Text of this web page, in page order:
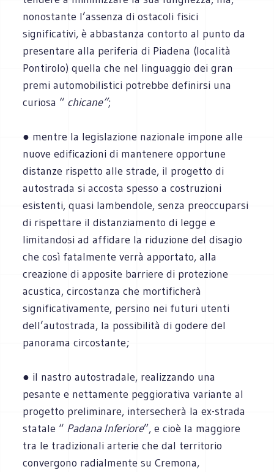
nonostante l’assenza di ostacoli fisici
significativi, è abbastanza contorto al punto da
presentare alla periferia di Piadena (località
Pontirolo) quella che nel linguaggio dei gran
premi automobilistici potrebbe definirsi una
curiosa “ chicane”;
● mentre la legislazione nazionale impone alle
nuove edificazioni di mantenere opportune
distanze rispetto alle strade, il progetto di
autostrada si accosta spesso a costruzioni
esistenti, quasi lambendole, senza preoccuparsi
di rispettare il distanziamento di legge e
limitandosi ad affidare la riduzione del disagio
che così fatalmente verrà apportato, alla
creazione di apposite barriere di protezione
acustica, circostanza che mortificherà
significativamente, persino nei futuri utenti
dell’autostrada, la possibilità di godere del
panorama circostante;
● il nastro autostradale, realizzando una
pesante e nettamente peggiorativa variante al
progetto preliminare, intersecherà la ex-strada
statale “ Padana Inferiore”, e cioè la maggiore
tra le tradizionali arterie che dal territorio
convergono radialmente su Cremona,